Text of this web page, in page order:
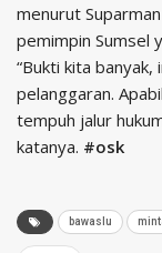
menurut
pemimpin Sumsel
“Bukti kita
pelanggaran.
tempuh jalur
katanya. #osk
bawaslu